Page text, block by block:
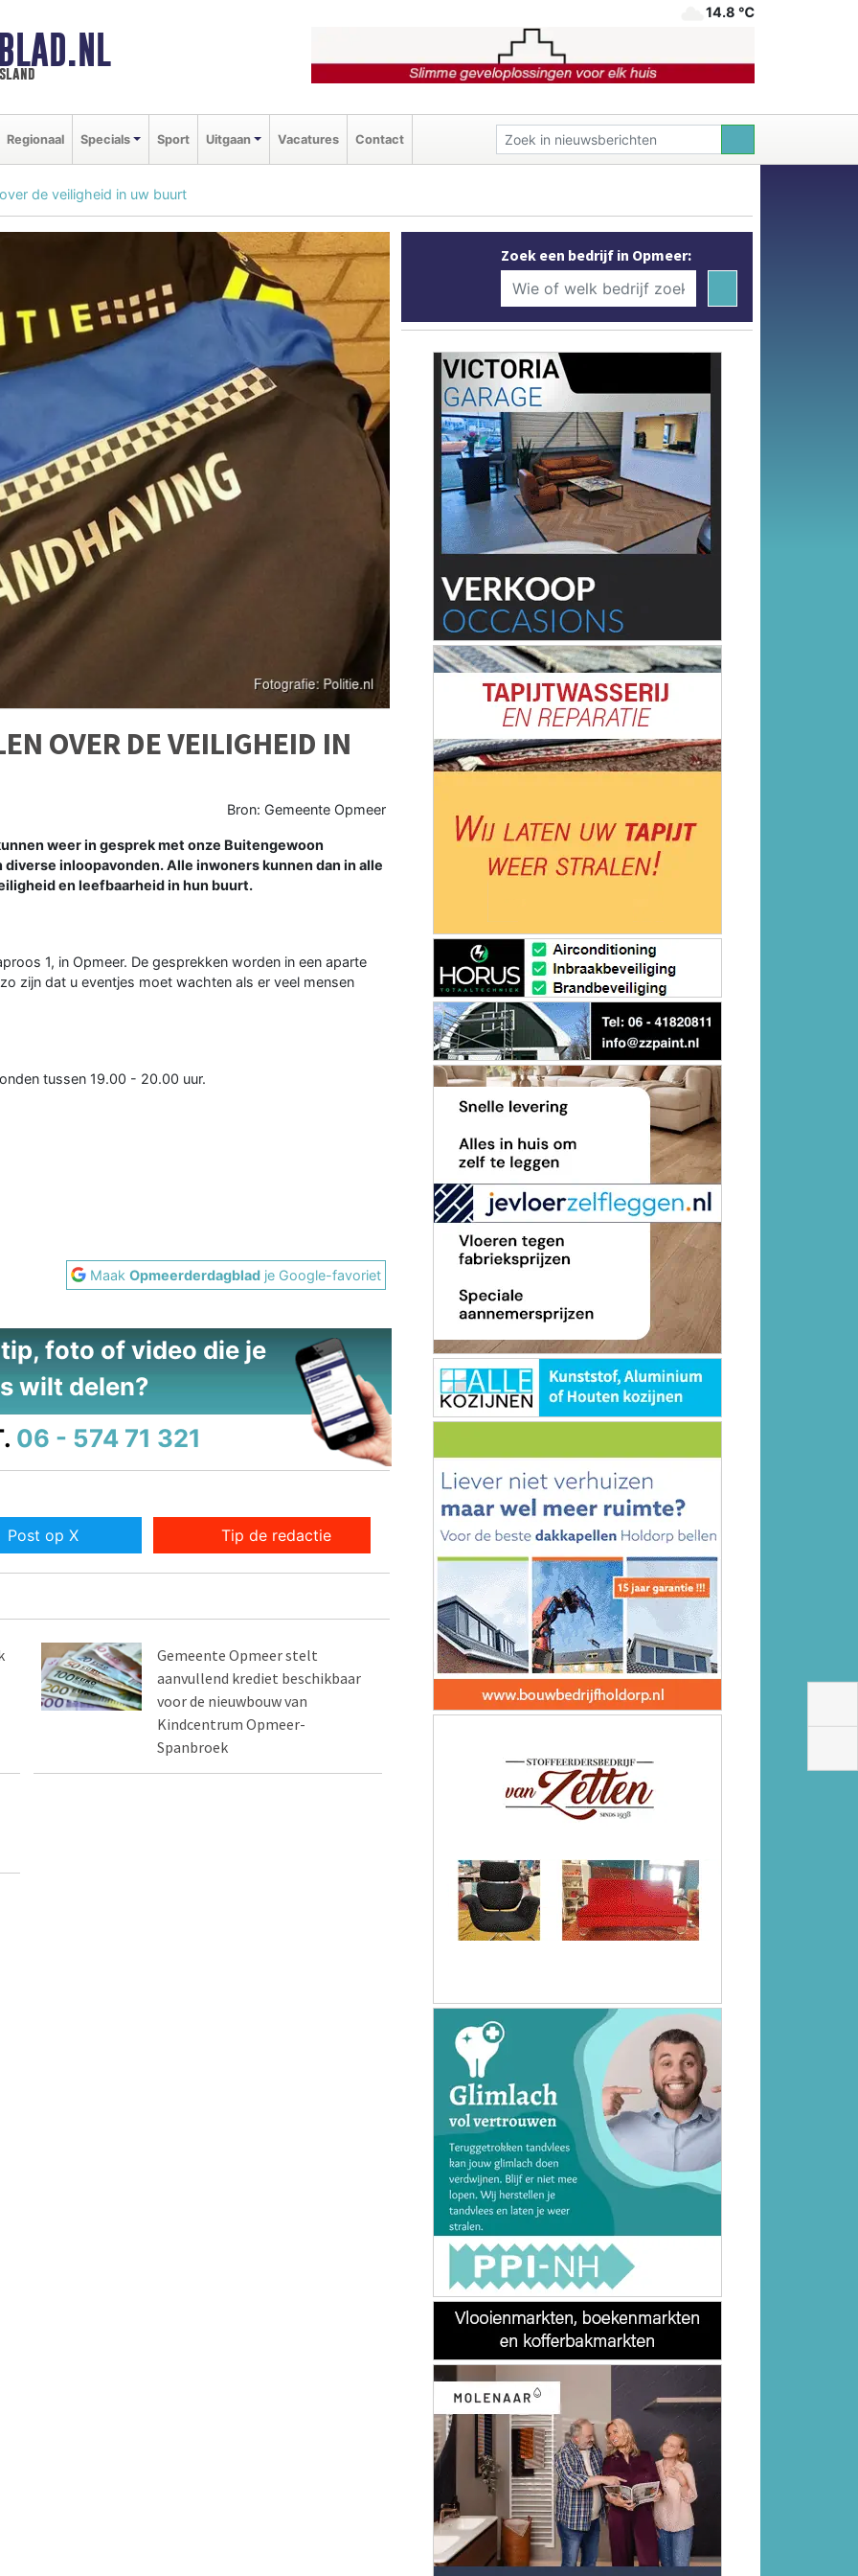
14.8 ℃
Regionaal Specials Sport Uitgaan Vacatures Contact
de veiligheid in uw buurt
OVER DE VEILIGHEID IN
Bron: Gemeente Opmeer
weer in gesprek met onze Buitengewoon
inloopavonden. Alle inwoners kunnen dan in alle
en leefbaarheid in hun buurt.
1, in Opmeer. De gesprekken worden in een aparte
zijn dat u eventjes moet wachten als er veel mensen
tussen 19.00 - 20.00 uur.
MaakOpmeerderdagblad je Google-favoriet
foto of video die je
wilt delen?
06 - 574 71 321
Post op X Tip de redactie
Gemeente Opmeer stelt
aanvullend krediet beschikbaar
voor de nieuwbouw van
Kindcentrum Opmeer-
Spanbroek
Zoek een bedrijf in Opmeer: